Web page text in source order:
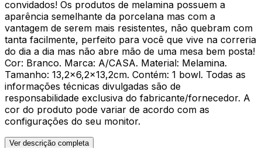
convidados! Os produtos de melamina possuem a
aparência semelhante da porcelana mas com a
vantagem de serem mais resistentes, não quebram com
tanta facilmente, perfeito para você que vive na correria
do dia a dia mas não abre mão de uma mesa bem posta!
Cor: Branco. Marca: A/CASA. Material: Melamina.
Tamanho: 13,2x6,2x13,2cm. Contém: 1 bowl. Todas as
informações técnicas divulgadas são de
responsabilidade exclusiva do fabricante/fornecedor. A
cor do produto pode variar de acordo com as
configurações do seu monitor.
Ver descrição completa